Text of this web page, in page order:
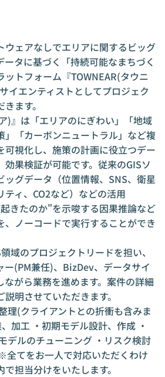
ウェアなしでエリアに関するビッグ
タに基づく「持続可能なまちづく
ットフォーム『TOWNEAR(タウニ
イエンティストとしてプロジェク
ます。
)』は「エリアのにぎわい」「地域
」「カーボンニュートラル」など複
可視化し、施策の計画に役立つデー
果検証が可能です。従来のGISソ
ッグデータ（位置情報、SNS、衛星
ィ、CO2など）などの活用
きたのか"を示唆する因果推論など
、ノーコードで実行することができ
域のプロジェクトリードを担い、
ー(PM兼任)、BizDev、データサイ
ながら業務を進めます。案件の詳細
明させていただきます。
理(クライアントとの折衝も含みま
加工 ・初期モデル設計、作成 ・
デルのチューニング ・リスク検討
全てをお一人で対応いただくわけ
担当分けをいたします。